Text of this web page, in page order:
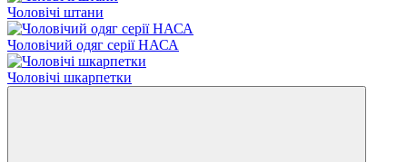
Чоловічі штани
Чоловічий одяг серії НАСА
Чоловічі шкарпетки